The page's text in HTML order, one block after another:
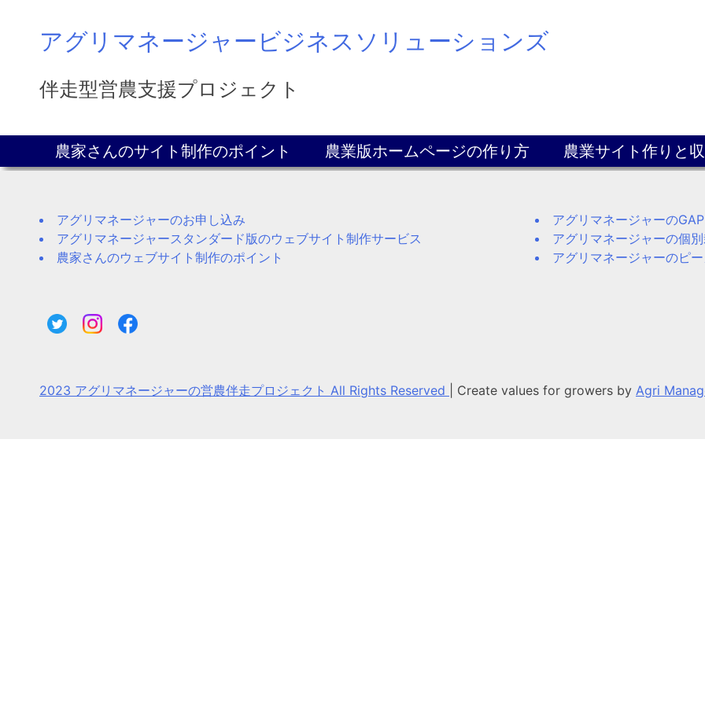
contentアグリマネージャービジネスソリューションズ
伴走型営農支援プロジェクト
農家さんのサイト制作のポイント 農業版ホームページの作り方 農業サイト作りと
アグリマネージャーのお申し込み
アグリマネージャースタンダード版のウェブサイト制作サービス
農家さんのウェブサイト制作のポイント
アグリマネージャーの
アグリマネージャーの個
アグリマネージャーのピ
2023 アグリマネージャーの営農伴走プロジェクト All Rights Reserved Create values for growers by Agri